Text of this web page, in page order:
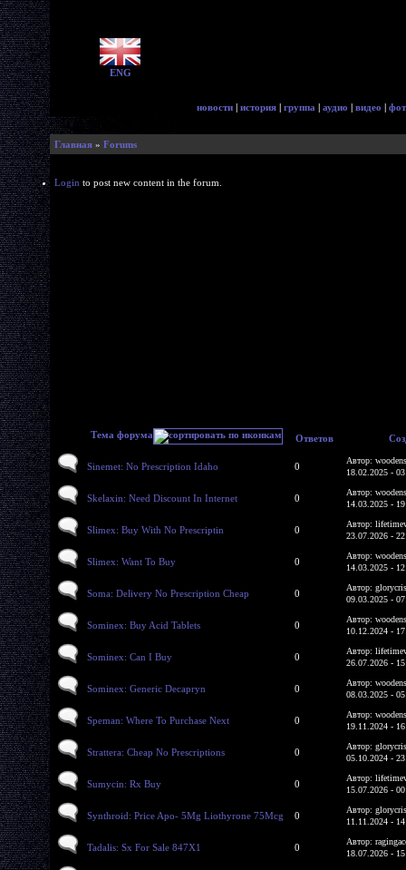
ENG
новости | история | группа | аудио | видео |
Главная » Forums
Login to post new content in the forum.
Тема форума Ответов
Sinemet: No Prescription Idaho 0
Автор:
18.02.2025 -
Skelaxin: Need Discount In Internet 0
Автор:
14.03.2025 -
Slimex: Buy With No Prescriptin 0
Автор:
23.07.2026 -
Slimex: Want To Buy 0
Автор:
14.03.2025 -
Soma: Delivery No Prescription Cheap 0
Автор:
09.03.2025 -
Sominex: Buy Acid Tablets 0
Автор:
10.12.2024 -
Sominex: Can I Buy 0
Автор:
26.07.2026 -
Sominex: Generic Decapryn 0
Автор:
08.03.2025 -
Speman: Where To Purchase Next 0
Автор:
19.11.2024 -
Strattera: Cheap No Prescriptions 0
Автор:
05.10.2024 -
Sumycin: Rx Buy 0
Автор:
15.07.2026 -
Synthroid: Price Apo- 5Mg Liothyrone 75Mcg 0
Автор:
11.11.2024 -
Tadalis: Sx For Sale 847X1 0
Автор:
18.07.2026 -